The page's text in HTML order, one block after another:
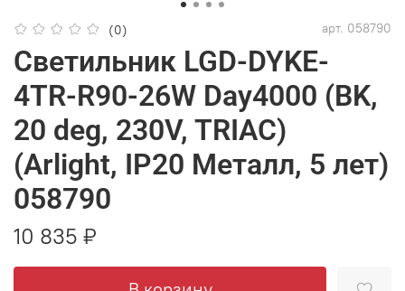
(0) арт. 058790
Светильник LGD-DYKE-
4TR-R90-26W Day4000 (BK,
20 deg, 230V, TRIAC)
(Arlight, IP20 Металл, 5 лет)
058790
10 835 ₽